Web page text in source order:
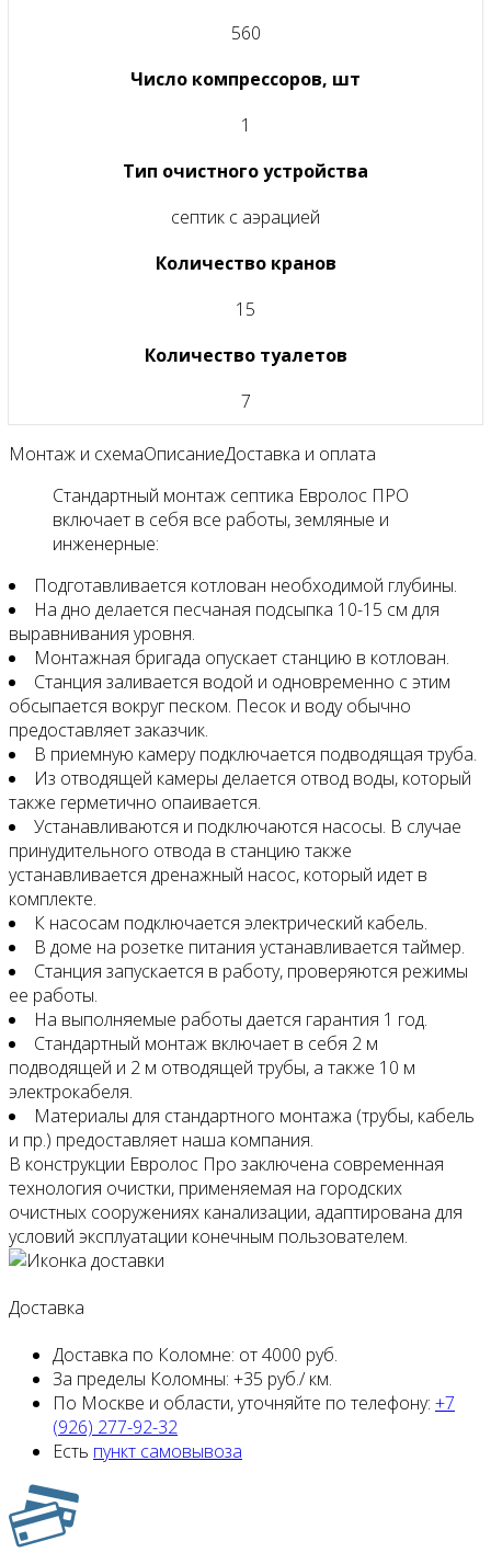
560
Число компрессоров, шт
1
Тип очистного устройства
септик с аэрацией
Количество кранов
15
Количество туалетов
7
Монтаж и схемаОписаниеДоставка и оплата
Стандартный монтаж септика Евролос ПРО
включает в себя все работы, земляные и
инженерные:
Подготавливается котлован необходимой глубины.
На дно делается песчаная подсыпка 10-15 см для
выравнивания уровня.
Монтажная бригада опускает станцию в котлован.
Станция заливается водой и одновременно с этим
обсыпается вокруг песком. Песок и воду обычно
предоставляет заказчик.
В приемную камеру подключается подводящая труба.
Из отводящей камеры делается отвод воды, который
также герметично опаивается.
Устанавливаются и подключаются насосы. В случае
принудительного отвода в станцию также
устанавливается дренажный насос, который идет в
комплекте.
К насосам подключается электрический кабель.
В доме на розетке питания устанавливается таймер.
Станция запускается в работу, проверяются режимы
ее работы.
На выполняемые работы дается гарантия 1 год.
Стандартный монтаж включает в себя 2 м
подводящей и 2 м отводящей трубы, а также 10 м
электрокабеля.
Материалы для стандартного монтажа (трубы, кабель
и пр.) предоставляет наша компания.
В конструкции Евролос Про заключена современная
технология очистки, применяемая на городских
очистных сооружениях канализации, адаптирована для
условий эксплуатации конечным пользователем.
Доставка
Доставка по Коломне: от 4000 руб.
За пределы Коломны: +35 руб./ км.
По Москве и области,уточняйте по телефону: +7
(926) 277-92-32
Есть пункт самовывоза